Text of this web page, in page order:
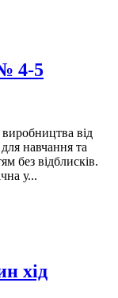
4-5
від
навчання та
без відблисків.
у...
хід